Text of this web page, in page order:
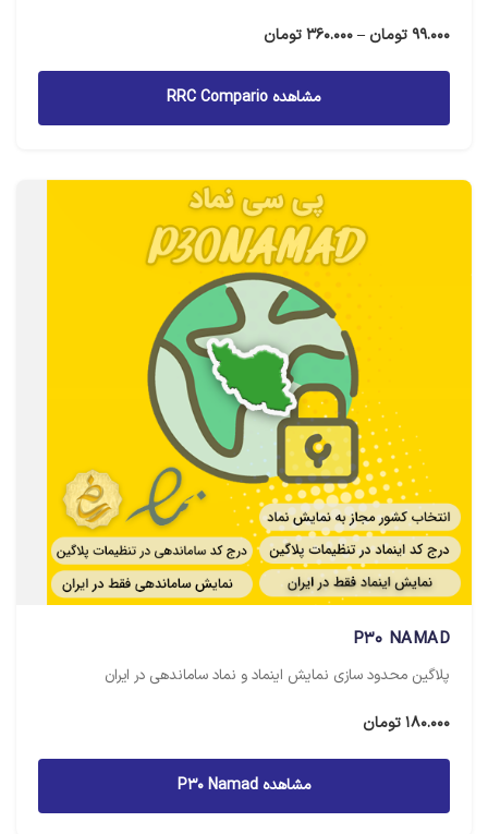
99.000 تومان –
360.000تومان
99.000 تومان
تا
مشاهده RRC Compario
P30 NAMAD
پلاگین محدود سازی نمایش اینماد و نماد ساماندهی در ایران
180.000تومان
مشاهده P30 Namad